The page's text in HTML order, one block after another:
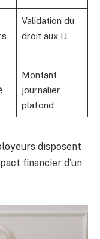
Validation du
droit aux IJ
Montant
journalier
plafond
disposent
financier d’un